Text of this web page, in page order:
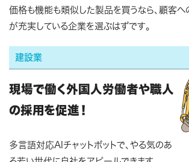
価格も機能も類似した製品を買うなら、顧客へ
が充実している企業を選ぶはずです。
建設業
現場で働く外国人労働者や職人
の採用を促進！
多言語対応AIチャットボットで、やる気のあ